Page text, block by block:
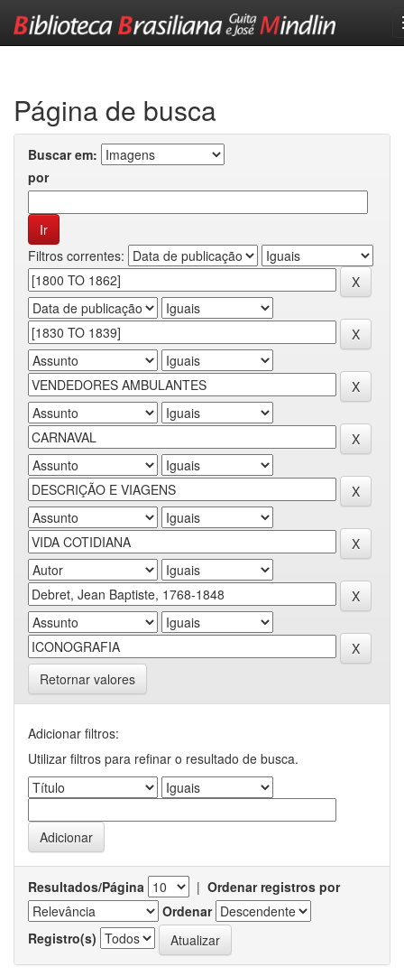
Página de busca
Buscar em:
por
Filtros correntes:
Retornar valores
Adicionar filtros:
Utilizar filtros para refinar o resultado de busca.
Resultados/Página | Ordenar registros por
Ordenar
Registro(s)